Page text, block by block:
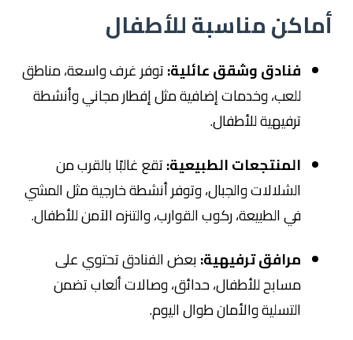
أماكن مناسبة للأطفال
فنادق وشقق عائلية:توفر غرف واسعة، مناطق
للعب، وخدمات إضافية مثل إفطار مجاني وأنشطة
ترفيهية للأطفال.
المنتجعات الطبيعية:تقع غالبًا بالقرب من
الشلالات والجبال، وتوفر أنشطة خارجية مثل المشي
في الطبيعة، ركوب القوارب، والتنزه الآمن للأطفال.
مرافق ترفيهية:بعض الفنادق تحتوي على
مسابح للأطفال، حدائق، وصالات ألعاب تضمن
التسلية والأمان طوال اليوم.